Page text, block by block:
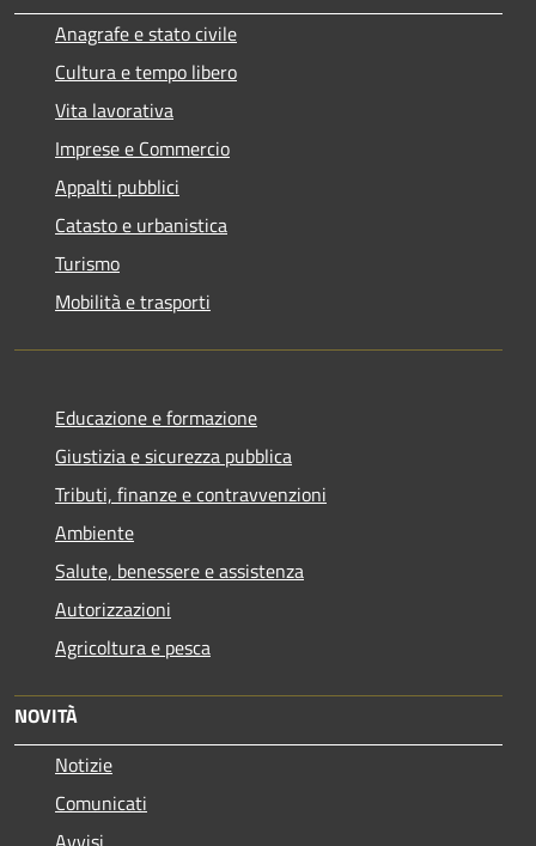
Anagrafe e stato civile
Cultura e tempo libero
Vita lavorativa
Imprese e Commercio
Appalti pubblici
Catasto e urbanistica
Turismo
Mobilità e trasporti
Educazione e formazione
Giustizia e sicurezza pubblica
Tributi, finanze e contravvenzioni
Ambiente
Salute, benessere e assistenza
Autorizzazioni
Agricoltura e pesca
NOVITÀ
Notizie
Comunicati